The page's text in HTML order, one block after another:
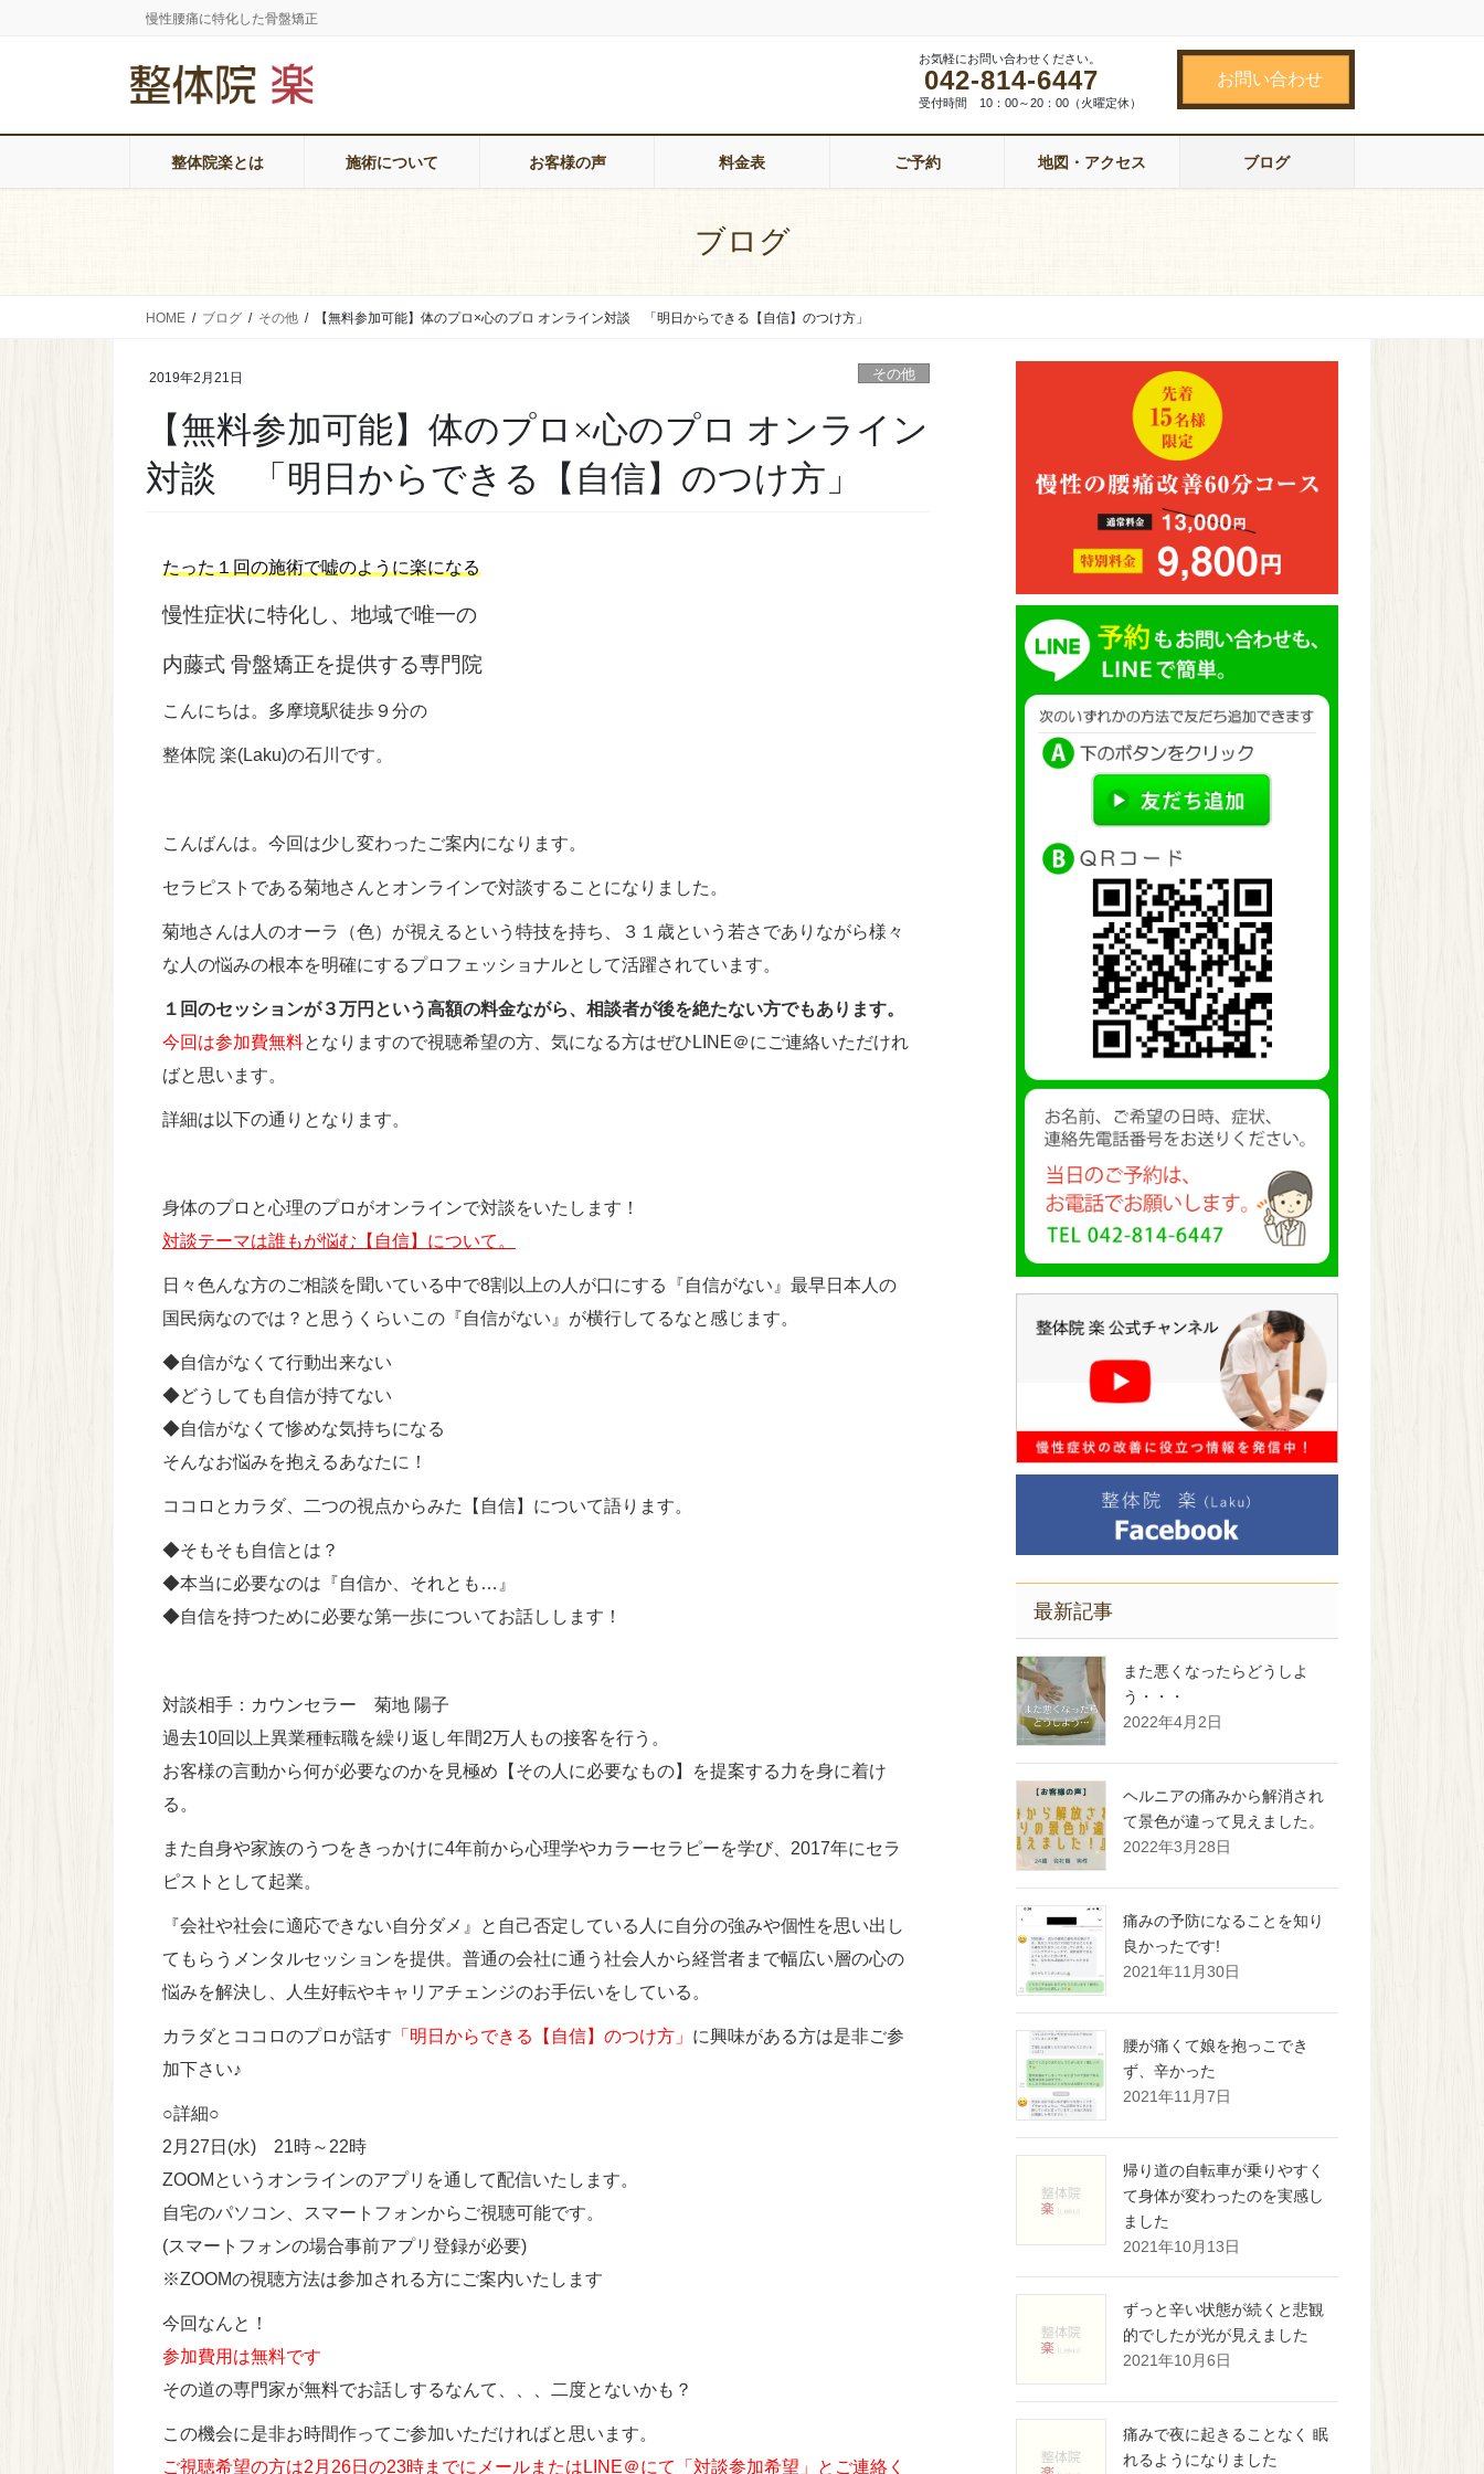
ツ
移
シ
ン
慢性腰痛に特化した骨盤矯正
お気軽にお問い合わせください。
042-814-6447
受付時間 10：00～20：00（火曜定休）
お問い合わせ
整体院楽とは 施術について お客様の声 料金表 ご予約 地図・アクセス ブログ
ブログ
HOME ブログ その他 【無料参加可能】体のプロ×心のプロ オンライン対談 「明日からできる【自信】のつけ方」
2019年2月21日 その他
【無料参加可能】体のプロ×心のプロ オンライン
対談 「明日からできる【自信】のつけ方」
たった１回の施術で嘘のように楽になる
慢性症状に特化し、地域で唯一の
内藤式 骨盤矯正を提供する専門院
こんにちは。多摩境駅徒歩９分の
整体院 楽(Laku)の石川です。
こんばんは。 今回は少し変わったご案内になります。
セラピストである菊地さんとオンラインで対談することになりました。
菊地さんは人のオーラ（色）が視えるという特技を持ち、３１歳という若さでありながら様々
な人の悩みの根本を明確にするプロフェッショナルとして活躍されています。
１回のセッションが３万円という高額の料金ながら、相談者が後を絶たない方でもあります。
今回は参加費無料となりますので視聴希望の方、気になる方はぜひLINE＠にご連絡いただけれ
ばと思います。
詳細は以下の通りとなります。
身体のプロと心理のプロがオンラインで対談をいたします！
対談テーマは誰もが悩む【自信】について。
日々色んな方のご相談を聞いている中で8割以上の人が口にする『自信がない』最早日本人の
国民病なのでは？と思うくらいこの『自信がない』が横行してるなと感じます。
◆自信がなくて行動出来ない
◆どうしても自信が持てない
◆自信がなくて惨めな気持ちになる
そんなお悩みを抱えるあなたに！
ココロとカラダ、二つの視点からみた【自信】について語ります。
◆そもそも自信とは？
◆本当に必要なのは『自信か、それとも…』
◆自信を持つために必要な第一歩についてお話しします！
対談相手：カウンセラー 菊地 陽子
過去10回以上異業種転職を繰り返し年間2万人もの接客を行う。
お客様の言動から何が必要なのかを見極め【その人に必要なもの】を提案する力を身に着け
る。
また自身や家族のうつをきっかけに4年前から心理学やカラーセラピーを学び、2017年にセラ
ピストとして起業。
『会社や社会に適応できない自分ダメ』と自己否定している人に自分の強みや個性を思い出し
てもらうメンタルセッションを提供。 普通の会社に通う社会人から経営者まで幅広い層の心の
悩みを解決し、人生好転やキャリアチェンジのお手伝いをしている。
カラダとココロのプロが話す 「明日からできる【自信】のつけ方」 に興味がある方は是非ご参
加下さい♪
○詳細○
2月27日(水) 21時～22時
ZOOMというオンラインのアプリを通して配信いたします。
自宅のパソコン、スマートフォンからご視聴可能です。
(スマートフォンの場合事前アプリ登録が必要)
※ZOOMの視聴方法は参加される方にご案内いたします
今回なんと！
参加費用は無料です
その道の専門家が無料でお話しするなんて、、、二度とないかも？
この機会に是非お時間作ってご参加いただければと思います。
ご視聴希望の方は2月26日の23時までにメールまたはLINE＠にて「対談参加希望」とご連絡く
最新記事
また悪くなったらどうしよ
う・・・
2022年4月2日
ヘルニアの痛みから解消され
て景色が違って見えました。
2022年3月28日
痛みの予防になることを知り
良かったです!
2021年11月30日
腰が痛くて娘を抱っこでき
ず、辛かった
2021年11月7日
帰り道の自転車が乗りやすく
て身体が変わったのを実感し
ました
2021年10月13日
ずっと辛い状態が続くと悲観
的でしたが光が見えました
2021年10月6日
痛みで夜に起きることなく 眠
れるようになりました